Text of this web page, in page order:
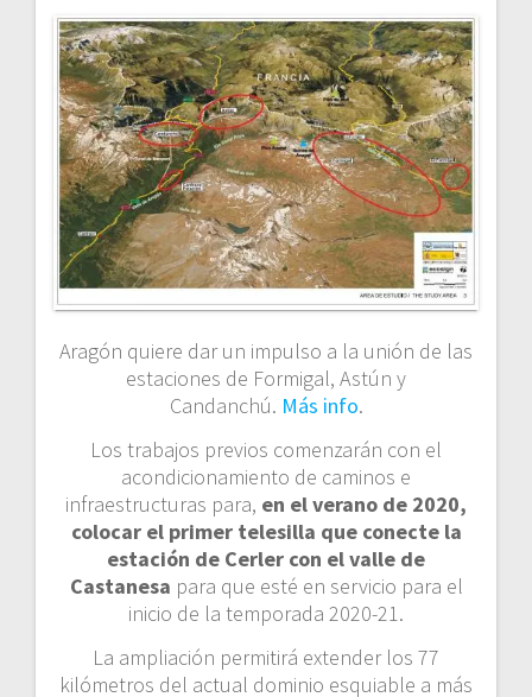
Aragón quiere dar un impulso a la unión de las
estaciones de Formigal, Astún y
Candanchú. Más info.
Los trabajos previos comenzarán con el
acondicionamiento de caminos e
infraestructuras para, en el verano de 2020,
colocar el primer telesilla que conecte la
estación de Cerler con el valle de
Castanesa para que esté en servicio para el
inicio de la temporada 2020-21.
La ampliación permitirá extender los 77
kilómetros del actual dominio esquiable a más